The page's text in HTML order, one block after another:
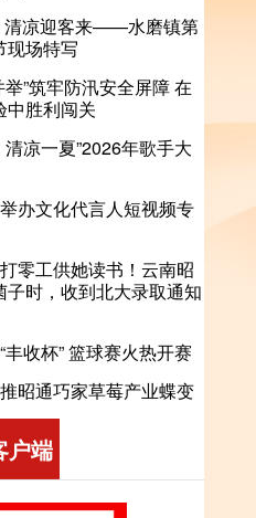
清凉迎客来——水磨镇第
现场特写
举”筑牢防汛安全屏障 在
中胜利闯关
清凉一夏”2026年歌手大
办文化代言人短视频专
零工供她读书！云南昭
子时，收到北大录取通知
丰收杯” 篮球赛火热开赛
昭通巧家草莓产业蝶变
户端